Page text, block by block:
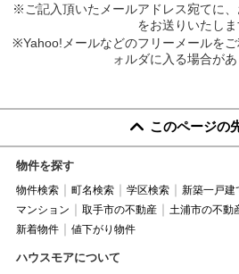
※ご記入頂いたメールアドレス宛てに
をお送りいたしま
※Yahoo!メールなどのフリーメールを
ォルダに入る場合があ
このページの
物件を探す
物件検索 町名検索 学区検索 新築一戸建
マンション
取手市の不動産 土浦市の不動
新着物件
値下がり物件
ハウスモアについて